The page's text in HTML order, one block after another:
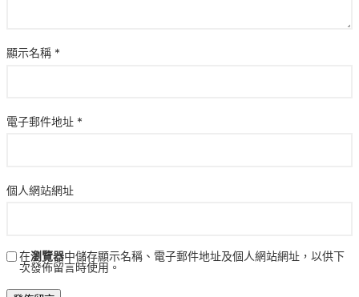
顯示名稱 *
電子郵件地址 *
個人網站網址
在瀏覽器中儲存顯示名稱、電子郵件地址及個人網站網址，以供下
次發佈留言時使用。